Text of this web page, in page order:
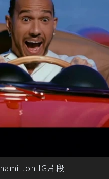
IG片段